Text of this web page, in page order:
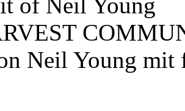
Neil Young mit